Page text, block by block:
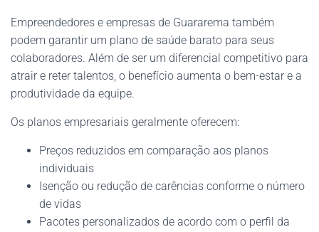
Empreendedores e empresas de Guararema também
podem garantir um plano de saúde barato para seus
colaboradores. Além de ser um diferencial competitivo para
atrair e reter talentos, o benefício aumenta o bem-estar e a
produtividade da equipe.
Os planos empresariais geralmente oferecem:
Preços reduzidos em comparação aos planos
individuais
Isenção ou redução de carências conforme o número
de vidas
Pacotes personalizados de acordo com o perfil da